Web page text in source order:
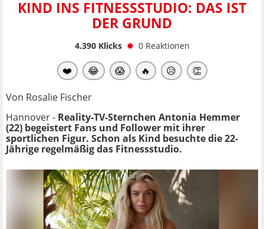
KIND INS FITNESSSTUDIO: DAS IST
DER GRUND
4.390Klicks 0 Reaktionen
❤️ 😂 😱 🔥 😥 👏
Von Rosalie Fischer
Hannover - Reality-TV-Sternchen Antonia Hemmer
(22) begeistert Fans und Follower mit ihrer
sportlichen Figur. Schon als Kind besuchte die 22-
Jährige regelmäßig das Fitnessstudio.